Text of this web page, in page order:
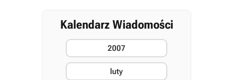
Kalendarz Wiadomości
2007
luty